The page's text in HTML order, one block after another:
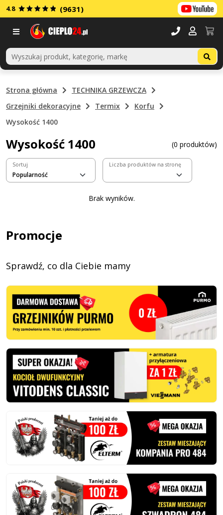
4.8 (9631)
Strona główna
TECHNIKA GRZEWCZA
Grzejniki dekoracyjne
Termix
Korfu
Wysokość 1400
Wysokość 1400 (0 produktów)
Sortuj Liczba produktów na stronę
Brak wyników.
Promocje
Sprawdź, co dla Ciebie mamy